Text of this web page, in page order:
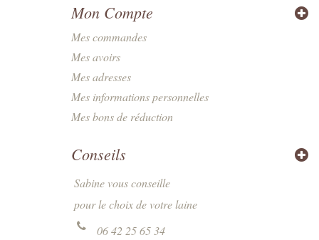
Mon Compte
Mes commandes
Mes avoirs
Mes adresses
Mes informations personnelles
Mes bons de réduction
Conseils
Sabine vous conseille
pour le choix de votre laine
06 42 25 65 34